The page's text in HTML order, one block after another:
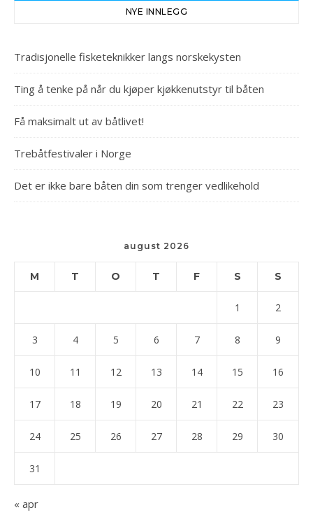
NYE INNLEGG
Tradisjonelle fisketeknikker langs norskekysten
Ting å tenke på når du kjøper kjøkkenutstyr til båten
Få maksimalt ut av båtlivet!
Trebåtfestivaler i Norge
Det er ikke bare båten din som trenger vedlikehold
august 2026
M T O T F S S
1 2
3 4 5 6 7 8 9
10 11 12 13 14 15 16
17 18 19 20 21 22 23
24 25 26 27 28 29 30
31
« apr